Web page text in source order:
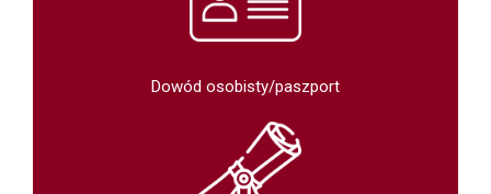
Dowód osobisty/paszport